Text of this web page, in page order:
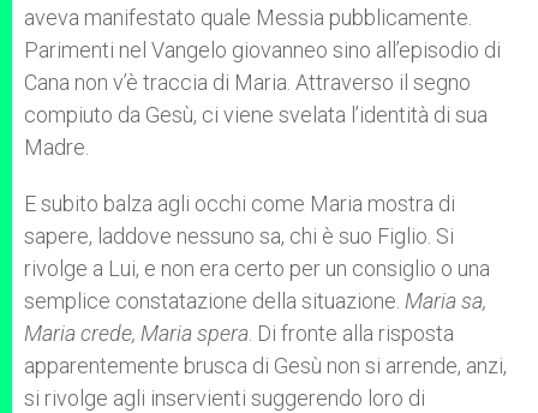
aveva manifestato quale Messia pubblicamente.
Parimenti nel Vangelo giovanneo sino all’episodio di
Cana non v’è traccia di Maria. Attraverso il segno
compiuto da Gesù, ci viene svelata l’identità di sua
Madre.
E subito balza agli occhi come Maria mostra di
sapere, laddove nessuno sa, chi è suo Figlio. Si
rivolge a Lui, e non era certo per un consiglio o una
semplice constatazione della situazione. Maria sa,
Maria crede, Maria spera. Di fronte alla risposta
apparentemente brusca di Gesù non si arrende, anzi,
si rivolge agli inservienti suggerendo loro di